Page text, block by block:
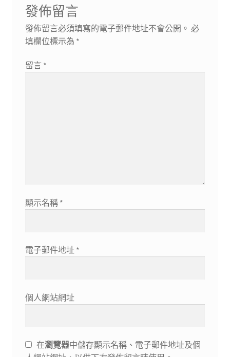
覽發佈留言
發佈留言必須填寫的電子郵件地址不會公開。 必
填欄位標示為 *
留言 *
顯示名稱 *
電子郵件地址 *
個人網站網址
在瀏覽器中儲存顯示名稱、電子郵件地址及個